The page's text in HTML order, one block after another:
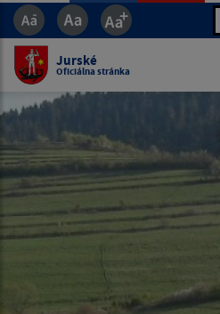
Jurské
Oficiálna stránka